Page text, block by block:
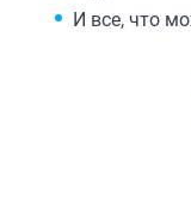
И все, что